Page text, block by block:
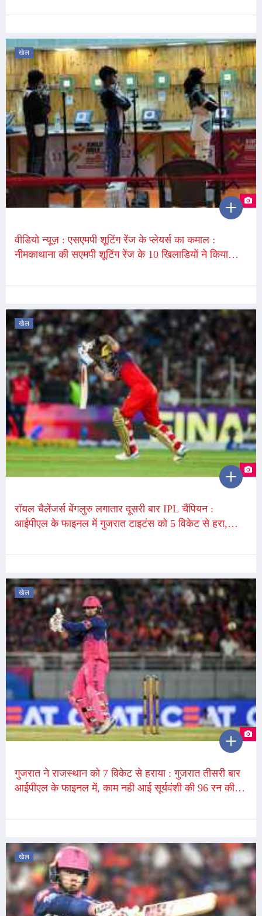
खेल
वीडियो न्यूज़ : एसएमपी शूटिंग रेंज के प्लेयर्स का कमाल :
नीमकाथाना की सएमपी शूटिंग रेंज के 10 खिलाडियों ने किया
खेल
रॉयल चैलेंजर्स बेंगलुरु लगातार दूसरी बार IPL चैंपियन :
आईपीएल के फाइनल में गुजरात टाइटंस को 5 विकेट से हरा,
खेल
गुजरात ने राजस्थान को 7 विकेट से हराया : गुजरात तीसरी बार
आईपीएल के फाइनल में, काम नही आई सूर्यवंशी की 96 रन की
खेल